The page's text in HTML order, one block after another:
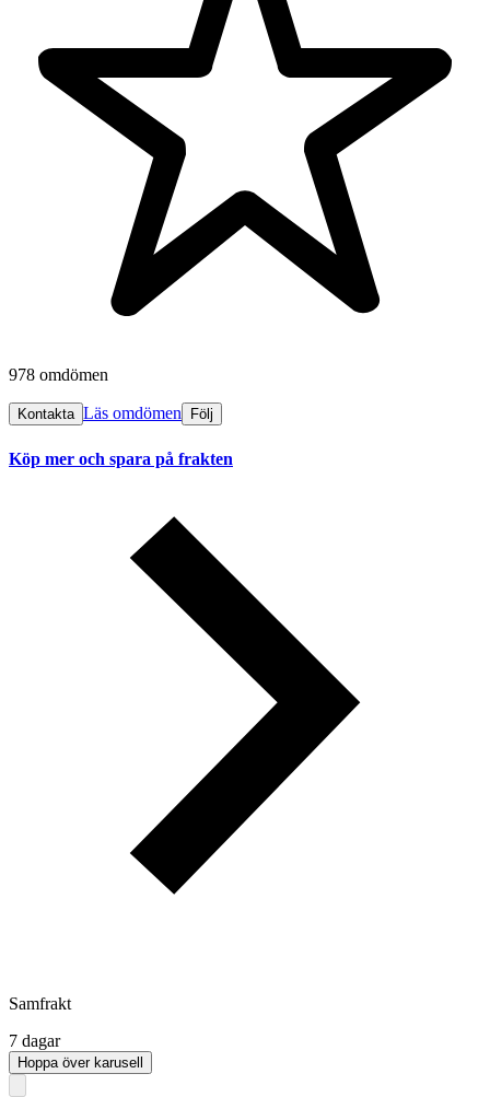
978 omdömen
Kontakta Läs omdömen Följ
Köp mer och spara på frakten
Samfrakt
7 dagar
Hoppa över karusell